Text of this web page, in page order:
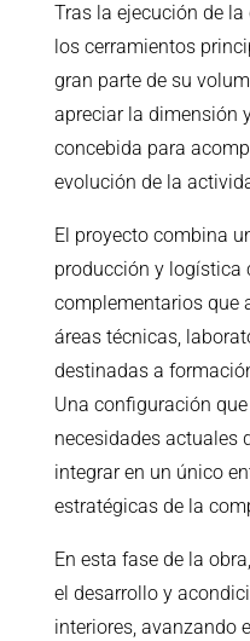
Tras la ejecución de
los cerramientos
gran parte de su
apreciar la dimensión
concebida para
evolución de la
El proyecto combina
producción y logística
complementarios que
áreas técnicas,
destinadas a
Una configuración
necesidades actuales
integrar en un único
estratégicas de la
En esta fase de la
el desarrollo y
interiores, avanzando